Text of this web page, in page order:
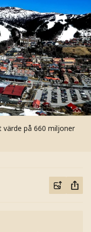
på 660 miljoner